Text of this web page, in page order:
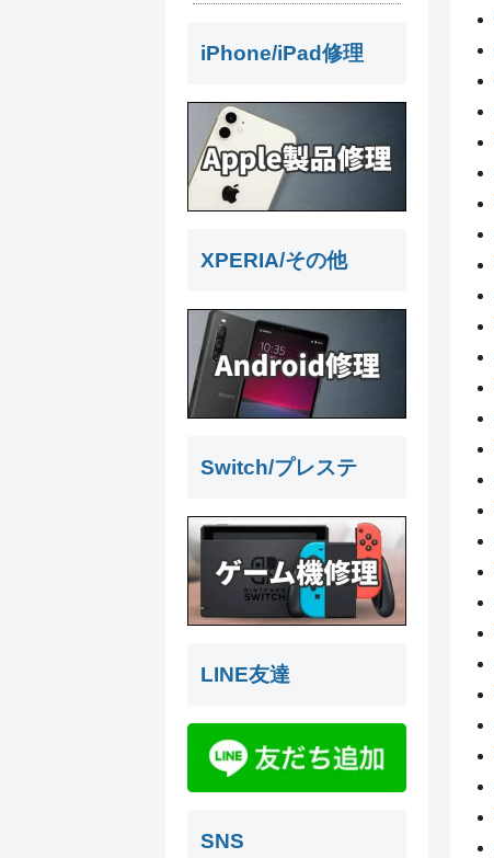
iPhone/iPad修理
XPERIA/その他
Switch/プレステ
LINE友達
SNS